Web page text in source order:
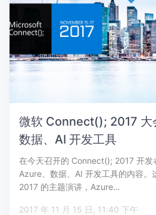
微软 Connect(); 2017 大
数据、AI 开发工具
在今天召开的 Connect(); 2017 开发
Azure、数据、AI 开发工具的内容
2017 的主题演讲，Azure…
2017 年 11 月 15 日, 11:40 下午